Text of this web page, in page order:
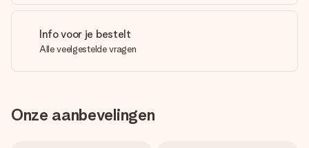
Info voor je bestelt
Alle veelgestelde vragen
Onze aanbevelingen